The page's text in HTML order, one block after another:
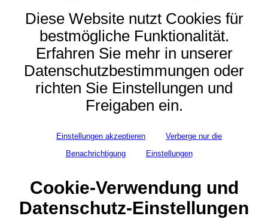
Diese Website nutzt Cookies für
bestmögliche Funktionalität.
Erfahren Sie mehr in unserer
Datenschutzbestimmungen oder
richten Sie Einstellungen und
Freigaben ein.
Einstellungen akzeptieren
Verberge nur die
Benachrichtigung
Einstellungen
Cookie-Verwendung und
Datenschutz-Einstellungen